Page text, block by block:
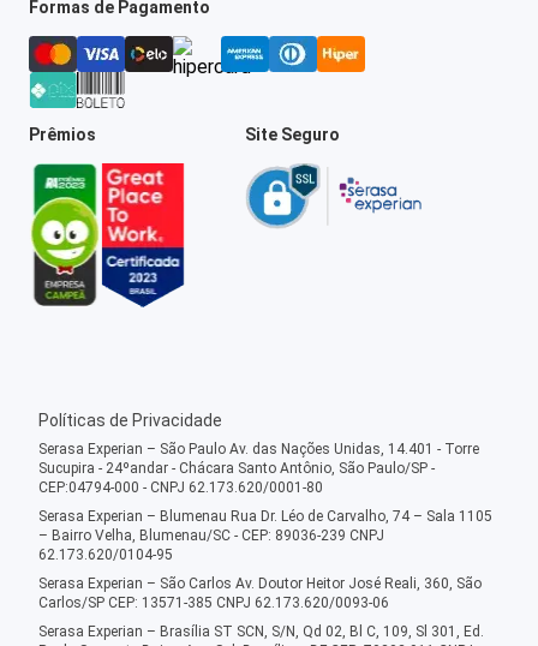
Formas de Pagamento
Prêmios Site Seguro
Políticas de Privacidade
Serasa Experian – São Paulo Av. das Nações Unidas, 14.401 - Torre
Sucupira - 24ºandar - Chácara Santo Antônio, São Paulo/SP -
CEP:04794-000 - CNPJ 62.173.620/0001-80
Serasa Experian – Blumenau Rua Dr. Léo de Carvalho, 74 – Sala 1105
– Bairro Velha, Blumenau/SC - CEP: 89036-239 CNPJ
62.173.620/0104-95
Serasa Experian – São Carlos Av. Doutor Heitor José Reali, 360, São
Carlos/SP CEP: 13571-385 CNPJ 62.173.620/0093-06
Serasa Experian – Brasília ST SCN, S/N, Qd 02, Bl C, 109, Sl 301, Ed.